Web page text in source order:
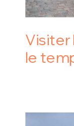
Visiter
le